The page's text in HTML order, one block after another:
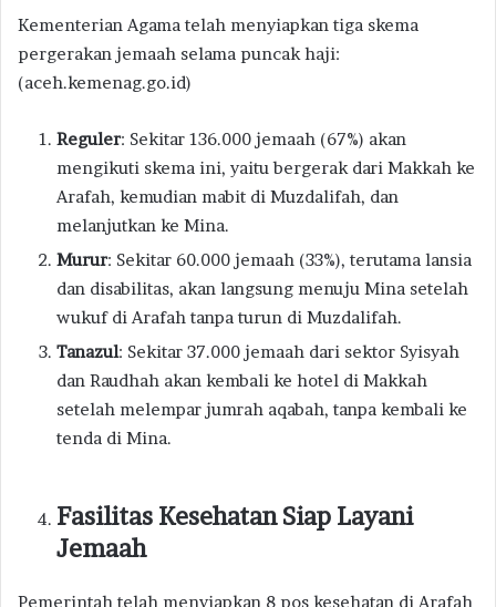
Kementerian Agama telah menyiapkan tiga skema
pergerakan jemaah selama puncak haji:
(aceh.kemenag.go.id)
Reguler: Sekitar 136.000 jemaah (67%) akan
mengikuti skema ini, yaitu bergerak dari Makkah ke
Arafah, kemudian mabit di Muzdalifah, dan
melanjutkan ke Mina.
Murur: Sekitar 60.000 jemaah (33%), terutama lansia
dan disabilitas, akan langsung menuju Mina setelah
wukuf di Arafah tanpa turun di Muzdalifah.
Tanazul: Sekitar 37.000 jemaah dari sektor Syisyah
dan Raudhah akan kembali ke hotel di Makkah
setelah melempar jumrah aqabah, tanpa kembali ke
tenda di Mina.
Fasilitas Kesehatan Siap Layani
Jemaah
Pemerintah telah menyiapkan 8 pos kesehatan di Arafah